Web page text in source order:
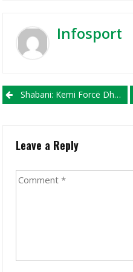
Infosport
Post navigation
Shabani: Kemi Forcë Dhe Besim Për Të Kaluar Tutje Në Ndeshjet E Kupës
Leave a Reply